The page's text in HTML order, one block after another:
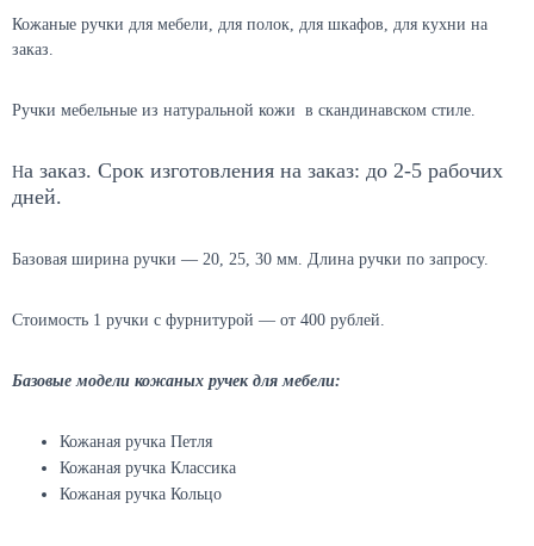
Кожаные ручки для мебели, для полок, для шкафов, для кухни на
заказ.
Ручки мебельные из натуральной кожи в скандинавском стиле.
На заказ. Срок изготовления на заказ: до 2-5 рабочих
дней.
Базовая ширина ручки — 20, 25, 30 мм. Длина ручки по запросу.
Стоимость 1 ручки с фурнитурой — от 400 рублей.
Базовые модели кожаных ручек для мебели:
Кожаная ручка Петля
Кожаная ручка Классика
Кожаная ручка Кольцо